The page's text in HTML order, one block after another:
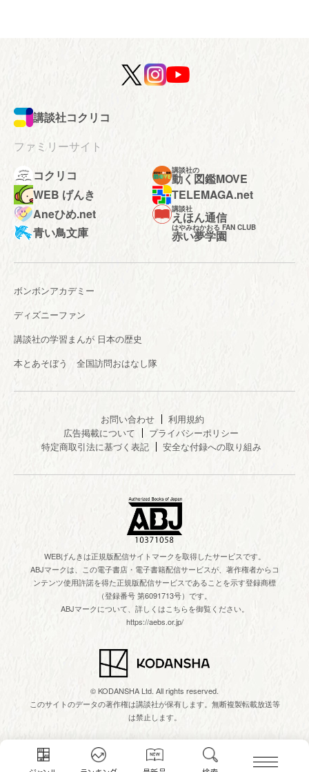
講談社コクリコ
ファミリーサイト
コクリコ
講談社の
動く図鑑MOVE
WEB げんき
TELEMAGA.net
Aneひめ.net
講談社
えほん通信
青い鳥文庫
はやみねかおる FAN CLUB
赤い夢学園
ボンボンアカデミー
ディズニーファン
講談社の学習まんが 日本の歴史
本とあそぼう 全国訪問おはなし隊
お問い合わせ
利用規約
広告掲載について
プライバシーポリシー
特定商取引法に基づく表記
安全な付録への取り組み
WEBげんきは正規版配信サイトマークを取得したサービスです。
ABJマークは、この電子書店・電子書籍配信サービスが、著作権者からコ
ンテンツ使用許諾を得た正規版配信サービスであることを示す登録商標
（登録番号 第6091713号）です。
ABJマークについて、詳しくはこちらを御覧ください。
https://aebs.or.jp/
© KODANSHA Ltd. All rights reserved.
このサイトのデータの著作権は講談社が保有します。無断複製転載放送等
は禁止します。